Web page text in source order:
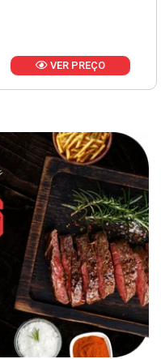
VER PREÇO